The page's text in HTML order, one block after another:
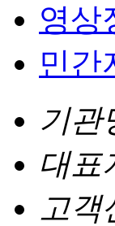
영상
민간
기관
대표
고객